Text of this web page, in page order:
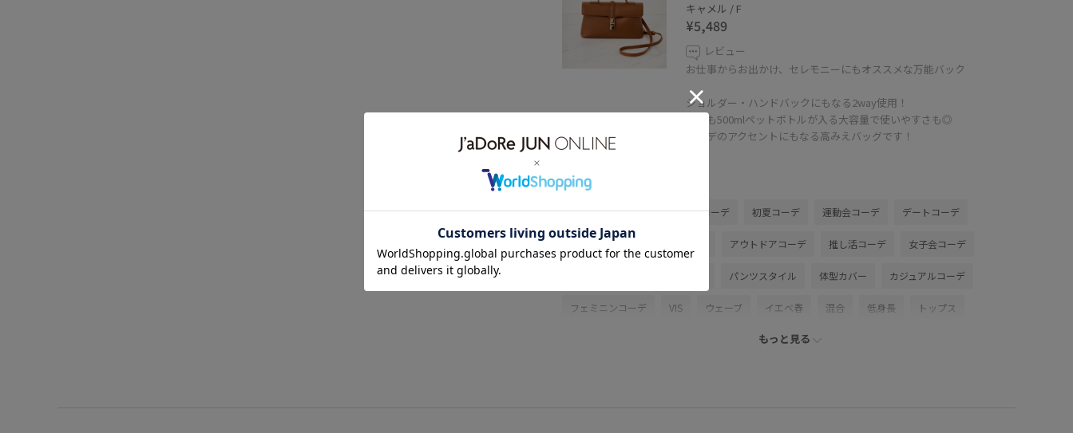
キャメル / F
¥5,489
レビュー
お仕事からお出かけ、セレモニーにもオススメな万能バック
ショルダー・ハンドバックにもなる2way使用！
中身も500mlペットボトルが入る大容量で使いやすさも◎
コーデのアクセントにもなる高みえバッグです！
関連タグ
佐野 キャミワンピ 春コーデ 初夏コーデ 運動会コーデ デートコーデ
お出かけコーデ アウトドアコーデ 推し活コーデ 女子会コーデ
パンツスタイル 体型カバー カジュアルコーデ
フェミニンコーデ VIS ウェーブ イエベ春 混合 低身長 トップス
デニムパンツ
もっと見る